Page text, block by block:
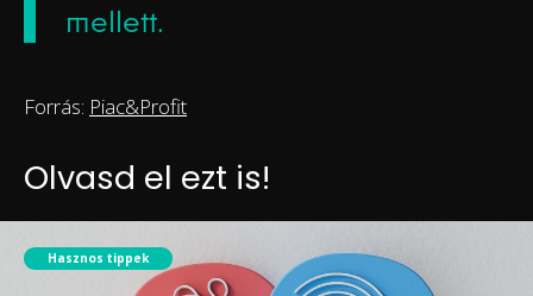
mellett.
Forrás: Piac&Profit
Olvasd el ezt is!
Hasznos tippek